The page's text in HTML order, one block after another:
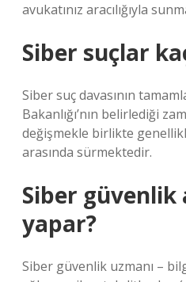
avukatınız aracılığıyla
Siber suçlar
Siber suç davasının
Bakanlığı’nın belirlediği
değişmekle birlikte
arasında sürmektedir.
Siber güvenlik
yapar?
Siber güvenlik uzmanı –